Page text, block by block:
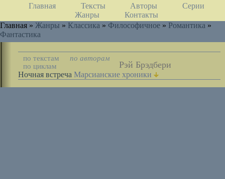
Главная Тексты Авторы
Серии
Жанры
Контакты
Главная » Жанры » Классика » Философичное » Романтика »
Фантастика
по текстам
по авторам
по циклам
Рэй Брэдбери
Ночная встреча Марсианские хроники